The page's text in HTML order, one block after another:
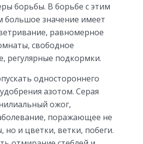
борьбы. В борьбе с этим
большое значение имеет
равномерное
свободное
регулярные подкормки.
одностороннего
азотом. Серая
ожог,
поражающее не
но и цветки, ветки, побеги.